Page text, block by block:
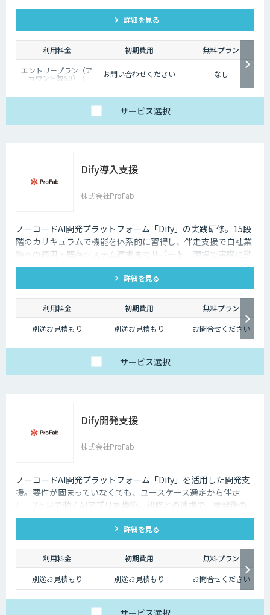
詳細を見る
利用料金 初期費用
無料プラン
エントリープラン（ア
カウント数50）：
89,800円/月
エンタープライズプラ
ン（アカウント数
機能に違いあり。
お問い合わせください なし
サービス選択
Dify導入支援
株式会社ProFab
ノーコードAI開発プラットフォーム「Dify」の実践研修。15段
階のカリキュラムで機能を体系的に習得し、伴走支援で自社業
務への適用・既存システム連携までサポート。現場で実際に動
くAIツールを自分たちで作れる状態を目指します。
詳細を見る
利用料金 初期費用
無料プラン
別途お見積もり
別途お見積もり お問合せください
サービス選択
Dify開発支援
株式会社ProFab
ノーコードAI開発プラットフォーム「Dify」を活用した開発支
援。要件が固まっていなくても、ユースケース選定から伴走
し、2ヶ月で動くAIアプリを構築。研修との連携で、開発後の
内製化・自走までサポートします。
詳細を見る
利用料金 初期費用
無料プラン
別途お見積もり
別途お見積もり お問合せください
サービス選択